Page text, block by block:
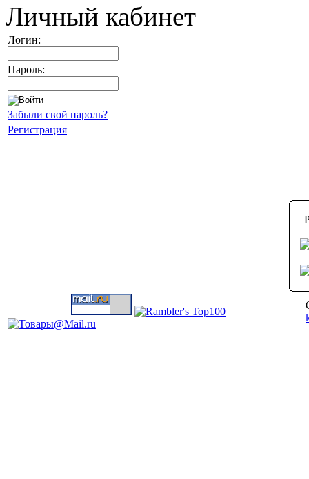
Личный кабинет
Логин:
Пароль:
Забыли свой пароль?
Регистрация